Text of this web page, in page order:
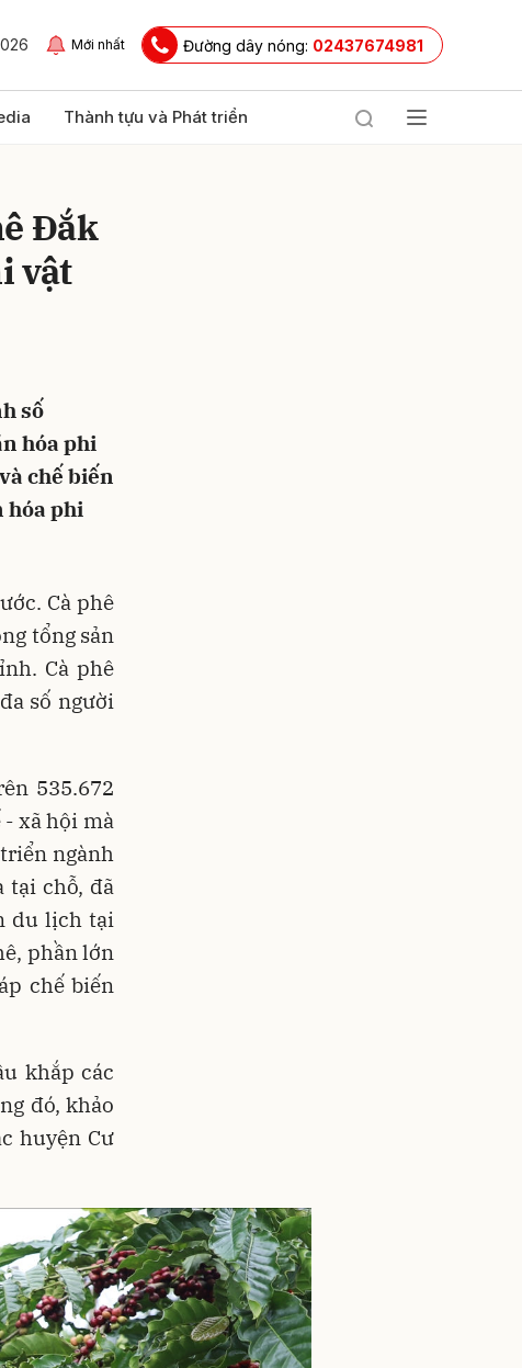
Mới nhất Đường dây nóng: 02437674981
Thành tựu và Phát triển
Đắk
vật
số
hóa phi
chế biến
hóa phi
Cà phê
tổng sản
Cà phê
số người
535.672
xã hội mà
ngành
tại chỗ, đã
du lịch tại
phần lớn
chế biến
khắp các
đó, khảo
huyện Cư